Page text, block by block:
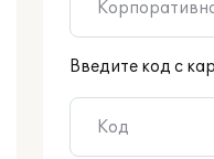
Введите код с